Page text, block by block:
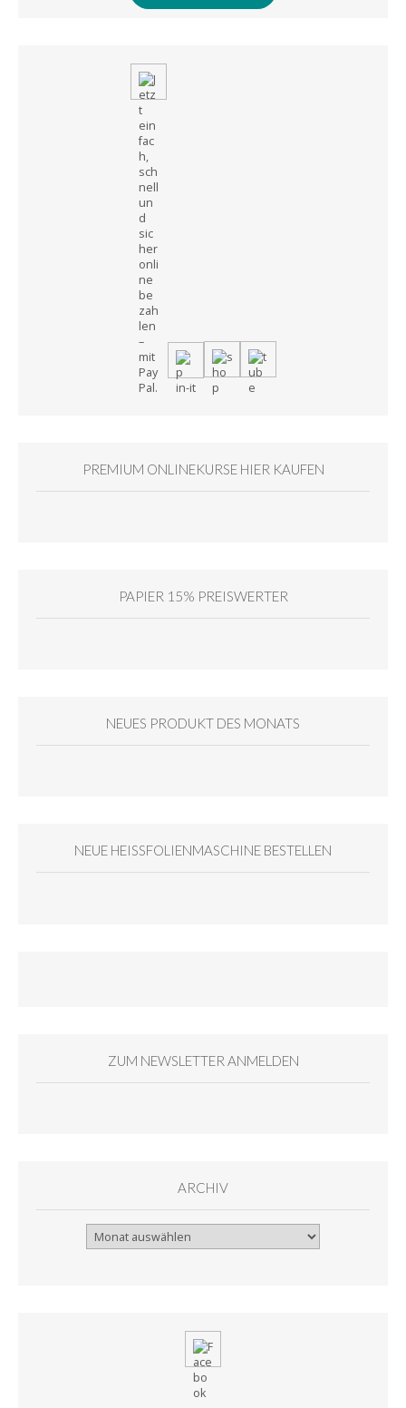
PREMIUM ONLINEKURSE HIER KAUFEN
PAPIER 15% PREISWERTER
NEUES PRODUKT DES MONATS
NEUE HEISSFOLIENMASCHINE BESTELLEN
ZUM NEWSLETTER ANMELDEN
ARCHIV
Archiv